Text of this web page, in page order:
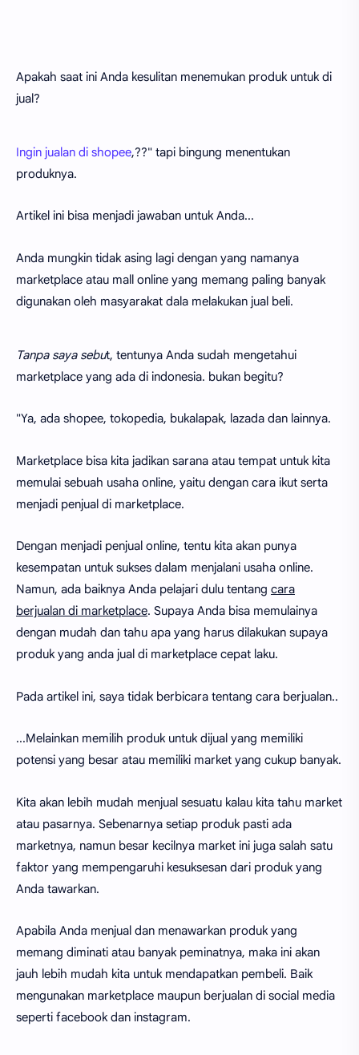
Apakah saat ini Anda kesulitan menemukan produk untuk di
jual?
Ingin jualan di shopee,??" tapi bingung menentukan
produknya.
Artikel ini bisa menjadi jawaban untuk Anda...
Anda mungkin tidak asing lagi dengan yang namanya
marketplace atau mall online yang memang paling banyak
digunakan oleh masyarakat dala melakukan jual beli.
Tanpa saya sebut, tentunya Anda sudah mengetahui
marketplace yang ada di indonesia. bukan begitu?
"Ya, ada shopee, tokopedia, bukalapak, lazada dan lainnya.
Marketplace bisa kita jadikan sarana atau tempat untuk kita
memulai sebuah usaha online, yaitu dengan cara ikut serta
menjadi penjual di marketplace.
Dengan menjadi penjual online, tentu kita akan punya
kesempatan untuk sukses dalam menjalani usaha online.
Namun, ada baiknya Anda pelajari dulu tentang cara
berjualan di marketplace. Supaya Anda bisa memulainya
dengan mudah dan tahu apa yang harus dilakukan supaya
produk yang anda jual di marketplace cepat laku.
Pada artikel ini, saya tidak berbicara tentang cara berjualan..
...Melainkan memilih produk untuk dijual yang memiliki
potensi yang besar atau memiliki market yang cukup banyak.
Kita akan lebih mudah menjual sesuatu kalau kita tahu market
atau pasarnya. Sebenarnya setiap produk pasti ada
marketnya, namun besar kecilnya market ini juga salah satu
faktor yang mempengaruhi kesuksesan dari produk yang
Anda tawarkan.
Apabila Anda menjual dan menawarkan produk yang
memang diminati atau banyak peminatnya, maka ini akan
jauh lebih mudah kita untuk mendapatkan pembeli. Baik
mengunakan marketplace maupun berjualan di social media
seperti facebook dan instagram.